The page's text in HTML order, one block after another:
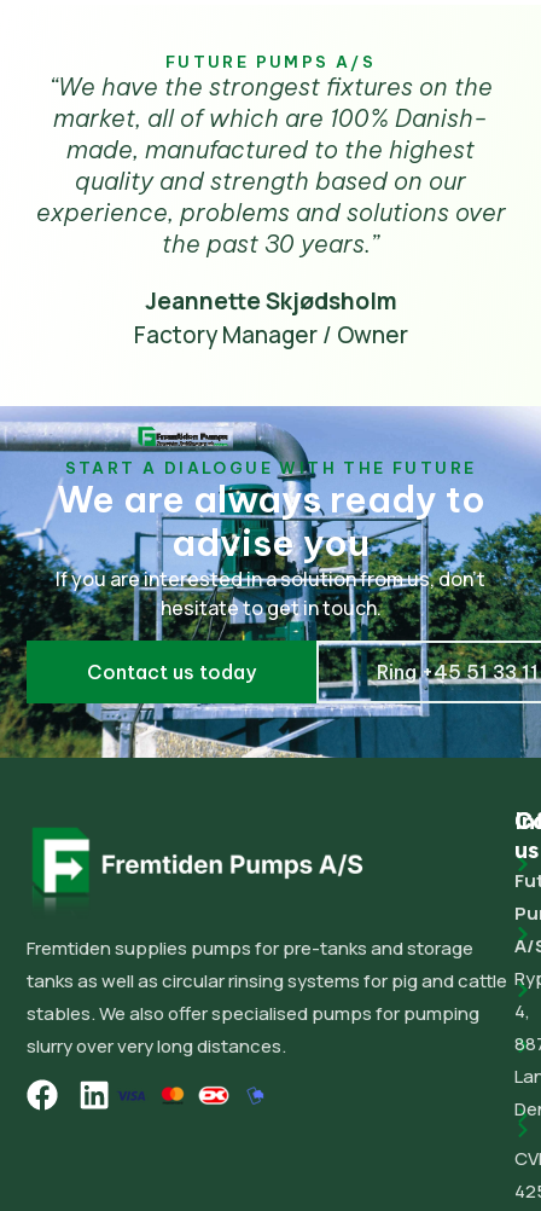
FUTURE PUMPS A/S
“We have the strongest fixtures on the
market, all of which are 100% Danish-
made, manufactured to the highest
quality and strength based on our
experience, problems and solutions over
the past 30 years.”
Jeannette Skjødsholm
Factory Manager / Owner
START A DIALOGUE WITH THE FUTURE
We are always ready to
advise you
If you are interested in a solution from us, don't
hesitate to get in touch.
Contact us today Ring +45 51 33
Fremtiden supplies pumps for pre-tanks and storage
tanks as well as circular rinsing systems for pig and cattle
stables. We also offer specialised pumps for pumping
slurry over very long distances.
us
A/
4,